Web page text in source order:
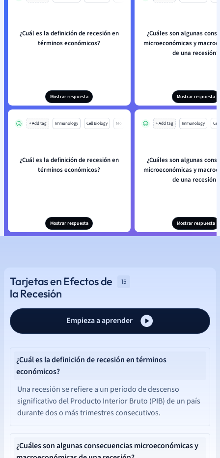
¿Cuál es la definición de recesión en
términos económicos?
Mostrar respuesta
¿Cuáles son algunas
microeconómicas y
de una recesión?
Mostrar respuesta
+ Add tag Immunology Cell Biology Mo
¿Cuál es la definición de recesión en
términos económicos?
Mostrar respuesta
+ Add tag Immunology
¿Cuáles son algunas
microeconómicas y
de una recesión?
Mostrar respuesta
Tarjetas en Efectos de
la Recesión
15
Empieza a aprender
¿Cuál es la definición de recesión en términos
económicos?
Una recesión se refiere a un periodo de descenso
significativo del Producto Interior Bruto (PIB) de un país
durante dos o más trimestres consecutivos.
¿Cuáles son algunas consecuencias microeconómicas y